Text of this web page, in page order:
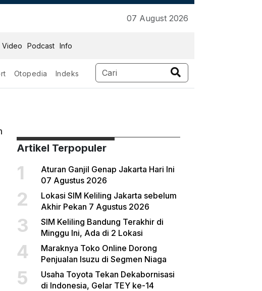
07 August 2026
Video Podcast Info
Otopedia Indeks
Artikel Terpopuler
1
Aturan Ganjil Genap Jakarta Hari Ini
07 Agustus 2026
2
Lokasi SIM Keliling Jakarta sebelum
Akhir Pekan 7 Agustus 2026
3
SIM Keliling Bandung Terakhir di
Minggu Ini, Ada di 2 Lokasi
4
Maraknya Toko Online Dorong
Penjualan Isuzu di Segmen Niaga
5
Usaha Toyota Tekan Dekabornisasi
di Indonesia, Gelar TEY ke-14